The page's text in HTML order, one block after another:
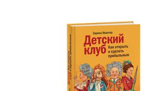
Primary
Sidebar